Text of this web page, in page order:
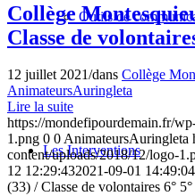
Outils de
Les Interventions
Collège
Classe de
12 juillet 2021/dans Collège
AnimateursAuringleta
Lire la suite
https://mondefipourdemain.fr/
1.png 0 0AnimateursAuringleta
content/uploads/2018/12/logo-
12 12:29:432021-09-01 14:49:04
(33) / Classe de volontaires 6° 5°